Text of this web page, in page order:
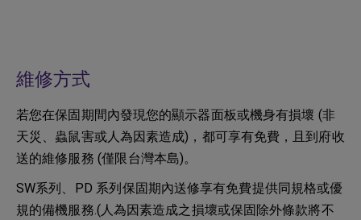
維修方式
若您在保固期間內發現您的顯示器面板或機身有損壞 (非
天災、蟲鼠害或人為因素造成)，都可享有免費，且到府收
送的維修服務 (僅限台灣本島)。
SW系列、PD 系列保固期內送修享有免費提供同規格或優
規的備機服務.(人為因素造成之損壞或保固除外條款將不